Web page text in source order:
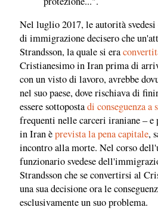
Nel luglio 2017, le autorità
di immigrazione decisero che
Strandsson, la quale si era
Cristianesimo in Iran prima di
con un visto di lavoro, avrebbe
nel suo paese, dove rischiava di
essere sottopostadi conseguenza
frequenti nelle carceri iraniane – e
in Iran èprevista la pena capitale,
incontro alla morte. Nel corso
funzionario svedese
Strandsson che se convertirsi al
una sua decisione ora le
esclusivamente un suo problema.